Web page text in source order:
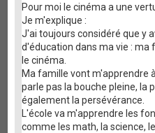
Pour moi le cinéma a une
Je m'explique :
J'ai toujours considéré que y
d'éducation dans ma vie : ma
le cinéma.
Ma famille vont m'apprendre
parle pas la bouche pleine, la
également la persévérance.
L'école va m'apprendre les
comme les math, la science,